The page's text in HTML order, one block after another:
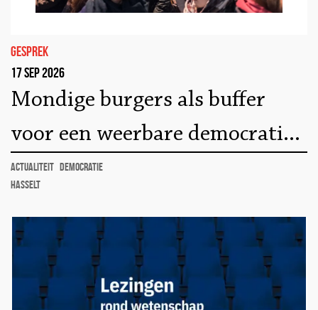
gesprek
17 sep 2026
Mondige burgers als buffer
voor een weerbare democratie:
lessen uit Polen
actualiteit democratie
Hasselt